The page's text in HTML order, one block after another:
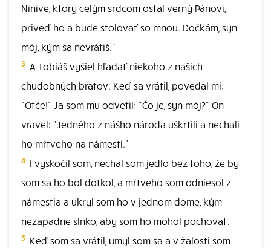
Ninive, ktorý celým srdcom ostal verný Pánovi,
priveď ho a bude stolovať so mnou. Dočkám, syn
môj, kým sa nevrátiš."
3 A Tobiáš vyšiel hľadať niekoho z našich
chudobných bratov. Keď sa vrátil, povedal mi:
"Otče!" Ja som mu odvetil: "Čo je, syn môj?" On
vravel: "Jedného z nášho národa uškrtili a nechali
ho mŕtveho na námestí."
4 I vyskočil som, nechal som jedlo bez toho, že by
som sa ho bol dotkol, a mŕtveho som odniesol z
námestia a ukryl som ho v jednom dome, kým
nezapadne slnko, aby som ho mohol pochovať.
5 Keď som sa vrátil, umyl som sa a v žalosti som